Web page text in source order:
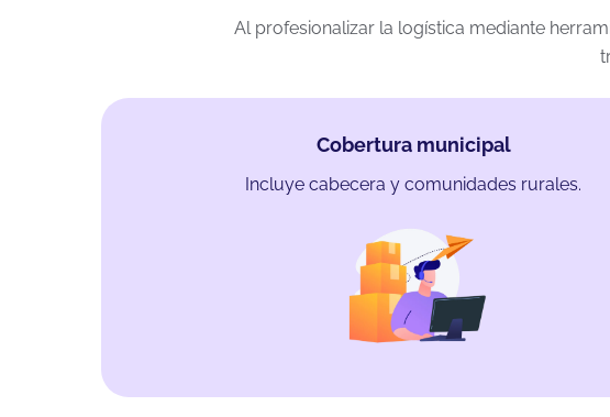
Al profesionalizar la logística mediante
Cobertura municipal
Incluye cabecera y comunidades rurales.